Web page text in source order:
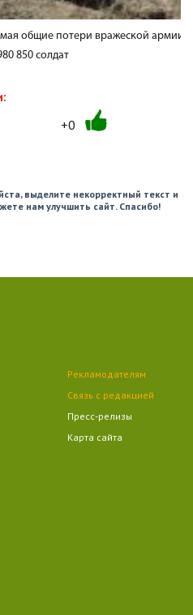
общие потери вражеской армии
850 солдат
+0
выделите некорректный текст и
нам улучшить сайт. Спасибо!
Рекламодателям
Связь с редакцией
Пресс-релизы
Карта сайта